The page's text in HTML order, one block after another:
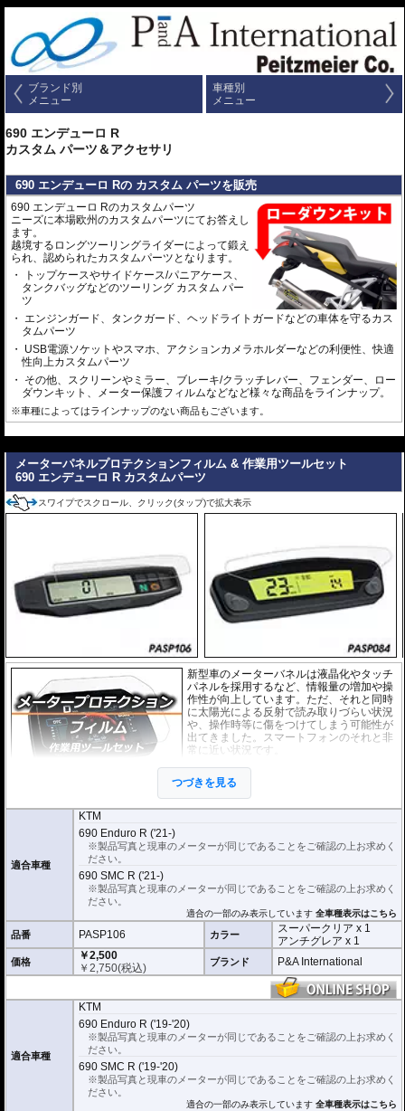
ブランド別
メニュー
車種別
メニュー
690 エンデューロ R
カスタム パーツ＆アクセサリ
690 エンデューロ Rの カスタム パーツを販売
690 エンデューロ Rのカスタムパーツ
ニーズに本場欧州のカスタムパーツにてお答えし
ます。
越境するロングツーリングライダーによって鍛え
られ、認められたカスタムパーツとなります。
トップケースやサイドケース/パニアケース、
タンクバッグなどのツーリング カスタム パー
ツ
エンジンガード、タンクガード、ヘッドライトガードなどの車体を守るカス
タムパーツ
USB電源ソケットやスマホ、アクションカメラホルダーなどの利便性、快適
性向上カスタムパーツ
その他、スクリーンやミラー、ブレーキ/クラッチレバー、フェンダー、ロー
ダウンキット、メーター保護フィルムなどなど様々な商品をラインナップ。
※車種によってはラインナップのない商品もございます。
メーターパネルプロテクションフィルム & 作業用ツールセット
690 エンデューロ R カスタムパーツ
スワイプでスクロール、クリック(タップ)で拡大表示
新型車のメーターバネルは液晶化やタッチ
パネルを採用するなど、情報量の増加や操
作性が向上しています。ただ、それと同時
に太陽光による反射で読み取りづらい状況
や、操作時等に傷をつけてしまう可能性が
出てきました。スマートフォンのそれと非
常に近い状況です。
このメーターパネルプロテクションフィル
ムは不要な傷や汚れからメーターパネルを
保護します。
ーパークリアとアンチグレア)が入っており、それぞれ目的に合わせたものをご
利用いただけます。
スーパークリア :耐摩耗性が非常に高く、
とんどわからなくなります。
アンチグレア :マット仕上げが施され、太
陽光などによる反射を軽減。視認性の低下
を防ぎ、メーターを読み取りやすくしま
す。もちろん傷に対しても有効です。
取付キット付属 :取り付けに便利なクリー
ニングクロス、細かい埃も除去する粘着シート、気泡の混入を防ぎ、きれいに
仕上げるスキージがセットになっています。
またこのフィルムは多少の気泡なら数時間から２日ほどで自然に気泡が消える
優れもの。満足のいく取付が容易になりました。
シリコーン系粘着材を採用し、メーターを痛めることがありません。フィルム
を剥がせば、元通りの状態になります。
つづきを見る
適合車種
KTM
690 Enduro R ('21-)
※製品写真と現車のメーターが同じであることをご確認の上お求めく
ださい。
690 SMC R ('21-)
※製品写真と現車のメーターが同じであることをご確認の上お求めく
ださい。
適合の一部のみ表示しています全車種表示はこちら
品番 PASP106 カラー
スーパークリア x 1
アンチグレア x 1
価格
￥2,500
￥2,750(税込) ブランド P&A International
適合車種
KTM
690 Enduro R ('19-'20)
※製品写真と現車のメーターが同じであることをご確認の上お求めく
ださい。
690 SMC R ('19-'20)
※製品写真と現車のメーターが同じであることをご確認の上お求めく
ださい。
適合の一部のみ表示しています全車種表示はこちら